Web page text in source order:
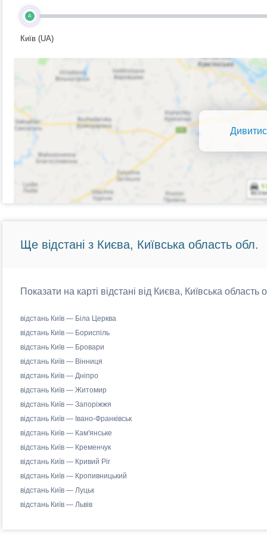
A
Київ (UA)
Ще відстані з Києва, Київська область обл.
Показати на карті відстані від Києва, Київська
відстань Київ — Біла Церква
відстань Київ — Бориспіль
відстань Київ — Бровари
відстань Київ — Вінниця
відстань Київ — Дніпро
відстань Київ — Житомир
відстань Київ — Запоріжжя
відстань Київ — Івано-Франківськ
відстань Київ — Кам'янське
відстань Київ — Кременчук
відстань Київ — Кривий Ріг
відстань Київ — Кропивницький
відстань Київ — Луцьк
відстань Київ — Львів